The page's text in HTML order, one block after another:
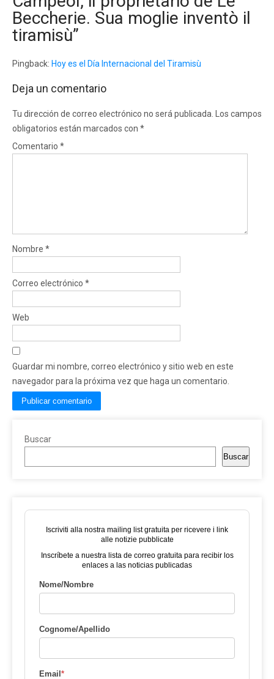
Beccherie. Sua moglie inventò il
tiramisù”
Pingback: Hoy es el Día Internacional del Tiramisù
Deja un comentario
Tu dirección de correo electrónico no será publicada.
Los campos
obligatorios están marcados con *
Comentario *
Nombre *
Correo electrónico *
Web
Guardar mi nombre, correo electrónico y sitio web en este
navegador para la próxima vez que haga un comentario.
Buscar
Buscar
Iscriviti alla nostra mailing list gratuita per ricevere i link
alle notizie pubblicate
Inscríbete a nuestra lista de correo gratuita para recibir los
enlaces a las noticias publicadas
Nome/Nombre
Cognome/Apellido
Email*